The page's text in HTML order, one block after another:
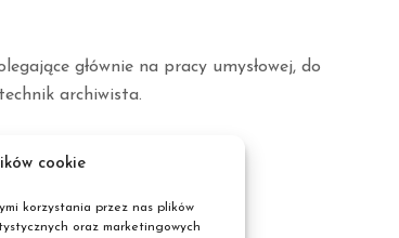
cookie
korzystania przez nas plików
oraz marketingowych
głównie na pracy umysłowej, do
archiwista.